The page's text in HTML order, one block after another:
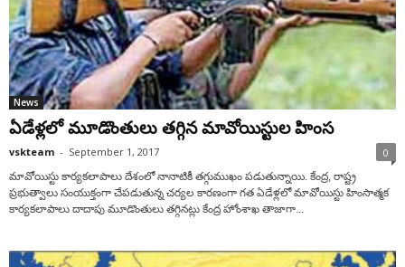
News
ఏడేళ్లలో మూడొంతులు తగ్గిన మావోయిస్టుల హింస
vskteam - September 1, 2017 0
మావోయిస్టు కార్యకలాపాలు దేశంలో నానాటికీ తగ్గుముఖం పడుతున్నాయి. కేంద్ర, రాష్ట్ర
ప్రభుత్వాలు సంయుక్తంగా చేపడుతున్న చర్యల కారణంగా గత ఏడేళ్లలో మావోయిస్టు హింసాత్మక
కార్యకలాపాలు దాదాపు మూడొంతులు తగ్గినట్లు కేంద్ర హోంశాఖ తాజాగా...